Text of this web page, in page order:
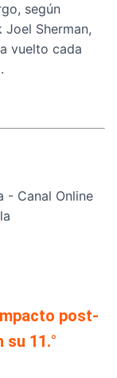
según
Sherman,
vuelto cada
- Canal Online
post-
11.°